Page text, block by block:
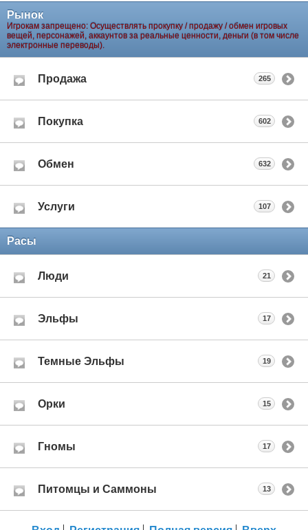
Рынок
Игрокам запрещено: Осуществлять прокупку / продажу / обмен игровых
вещей, персонажей, аккаунтов за реальные ценности, деньги (в том числе
электронные переводы).
Продажа 265
Покупка 602
Обмен 632
Услуги 107
Расы
Люди 21
Эльфы 17
Темные Эльфы 19
Орки 15
Гномы 17
Питомцы и Саммоны 13